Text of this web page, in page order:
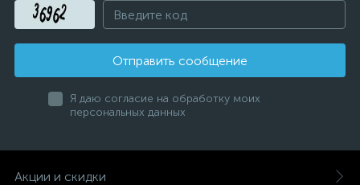
Отправить сообщение
Я даю согласие на обработку моих
персональных данных
Акции и скидки